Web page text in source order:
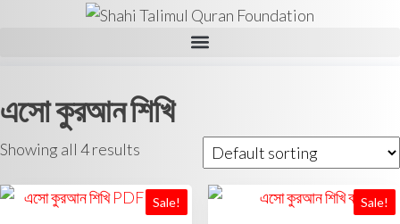
এসো কুরআন শিখি
Showing all 4 results
Sale! Sale!